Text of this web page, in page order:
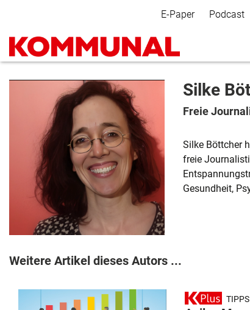
Secondary
E-Paper Podcast
Silke
Freie
Silke Böttcher
freie
Gesundheit,
Weitere Artikel dieses Autors ...
TIPPS